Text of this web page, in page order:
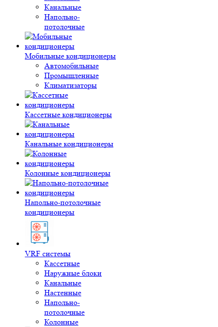
Канальные
Напольно-
потолочные
Мобильные кондиционеры
Автомобильные
Промышленные
Климатизаторы
Кассетные кондиционеры
Канальные кондиционеры
Колонные кондиционеры
Напольно-потолочные
кондиционеры
VRF системы
Кассетные
Наружные блоки
Канальные
Настенные
Напольно-
потолочные
Колонные